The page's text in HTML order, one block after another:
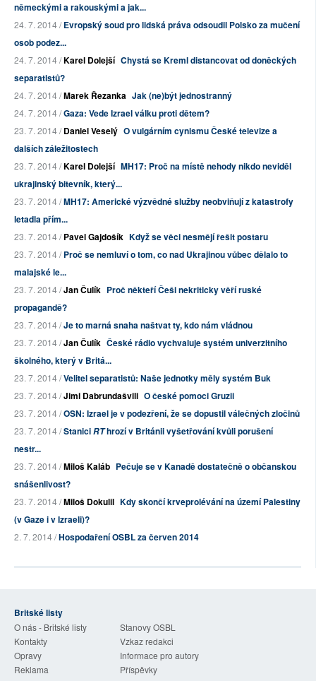
německými a rakouskými a jak...
24. 7. 2014 /Evropský soud pro lidská práva odsoudil Polsko za mučení
osob podez...
24. 7. 2014 /Karel Dolejší Chystá se Kreml distancovat od doněckých
separatistů?
24. 7. 2014 /Marek Řezanka Jak (ne)být jednostranný
24. 7. 2014 /Gaza: Vede Izrael válku proti dětem?
23. 7. 2014 /Daniel Veselý O vulgárním cynismu České televize a
dalších záležitostech
23. 7. 2014 /Karel Dolejší MH17: Proč na místě nehody nikdo neviděl
ukrajinský bitevník, který...
23. 7. 2014 /MH17: Americké výzvědné služby neobviňují z katastrofy
letadla přím...
23. 7. 2014 /Pavel Gajdošík Když se věci nesmějí řešit postaru
23. 7. 2014 /Proč se nemluví o tom, co nad Ukrajinou vůbec dělalo to
malajské le...
23. 7. 2014 /Jan Čulík Proč někteří Češi nekriticky věří ruské
propagandě?
23. 7. 2014 /Je to marná snaha naštvat ty, kdo nám vládnou
23. 7. 2014 /Jan Čulík České rádio vychvaluje systém univerzitního
školného, který v Britá...
23. 7. 2014 /Velitel separatistů: Naše jednotky měly systém Buk
23. 7. 2014 /Jimi Dabrundašvili O české pomoci Gruzii
23. 7. 2014 /OSN: Izrael je v podezření, že se dopustil válečných zločinů
23. 7. 2014 /StaniciRThrozí v Británii vyšetřování kvůli porušení
nestr...
23. 7. 2014 /Miloš Kaláb Pečuje se v Kanadě dostatečně o občanskou
snášenlivost?
23. 7. 2014 /Miloš Dokulil Kdy skončí krveprolévání na území Palestiny
(v Gaze i v Izraeli)?
2. 7. 2014 /Hospodaření OSBL za červen 2014
Britské listy
O nás - Britské listy
Stanovy OSBL
Kontakty
Vzkaz redakci
Opravy
Informace pro autory
Reklama
Příspěvky